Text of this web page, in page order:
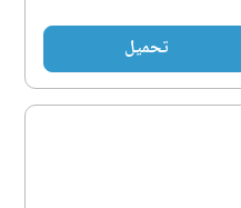
تحميل